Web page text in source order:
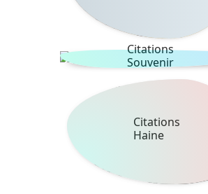
Citations
Souvenir
Citations
Haine